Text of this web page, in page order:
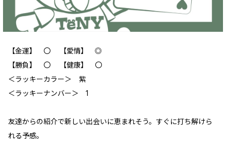
【金運】 〇 【愛情】 ◎
【勝負】 〇 【健康】 〇
＜ラッキーカラー＞ 紫
＜ラッキーナンバー＞ 1
友達からの紹介で新しい出会いに恵まれそう。すぐに打ち解けら
れる予感。